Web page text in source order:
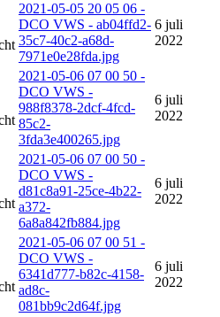
2021-05-05 20 05 06 -
DCO VWS - ab04ffd2-
35c7-40c2-a68d-
7971e0e28fda.jpg
6 juli
2022
2021-05-06 07 00 50 -
DCO VWS -
988f8378-2dcf-4fcd-
85c2-
3fda3e400265.jpg
6 juli
2022
2021-05-06 07 00 50 -
DCO VWS -
d81c8a91-25ce-4b22-
a372-
6a8a842fb884.jpg
6 juli
2022
2021-05-06 07 00 51 -
DCO VWS -
6341d777-b82c-4158-
ad8c-
081bb9c2d64f.jpg
6 juli
2022